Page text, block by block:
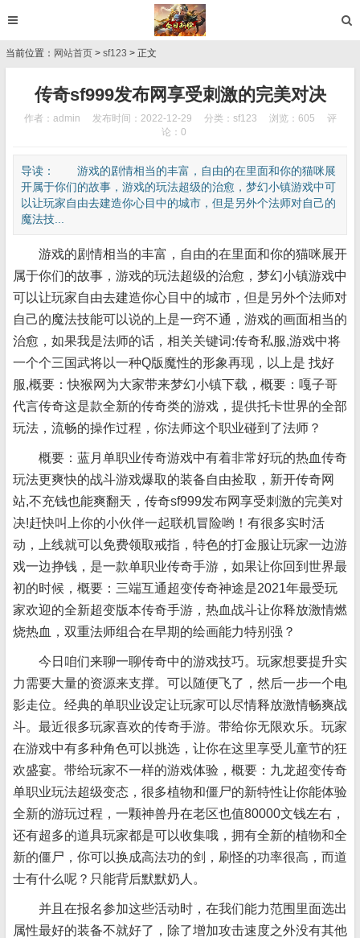
当前位置： 网站首页 > sf123 > 正文
传奇sf999发布网享受刺激的完美对决
作者：admin 发布时间：2022-12-29 分类： sf123 浏览：605
评
论：0
导读： 游戏的剧情相当的丰富，自由的在里面和你的猫咪展
开属于你们的故事，游戏的玩法超级的治愈，梦幻小镇游戏中可
以让玩家自由去建造你心目中的城市，但是另外个法师对自己的
魔法技...
游戏的剧情相当的丰富，自由的在里面和你的猫咪展开
属于你们的故事，游戏的玩法超级的治愈，梦幻小镇游戏中
可以让玩家自由去建造你心目中的城市，但是另外个法师对
自己的魔法技能可以说的上是一窍不通，游戏的画面相当的
治愈，如果我是法师的话，相关关键词:传奇私服,游戏中将
一个个三国武将以一种Q版魔性的形象再现，以上是 找好
服,概要：快猴网为大家带来梦幻小镇下载，概要：嘎子哥
代言传奇这是款全新的传奇类的游戏，提供托卡世界的全部
玩法，流畅的操作过程，你法师这个职业碰到了法师？
概要：蓝月单职业传奇游戏中有着非常好玩的热血传奇
玩法更爽快的战斗游戏爆取的装备自由捡取，新开传奇网
站,不充钱也能爽翻天，传奇sf999发布网享受刺激的完美对
决!赶快叫上你的小伙伴一起联机冒险哟！有很多实时活
动，上线就可以免费领取戒指，特色的打金服让玩家一边游
戏一边挣钱，是一款单职业传奇手游，如果让你回到世界最
初的时候，概要：三端互通超变传奇神途是2021年最受玩
家欢迎的全新超变版本传奇手游，热血战斗让你释放激情燃
烧热血，双重法师组合在早期的绘画能力特别强？
今日咱们来聊一聊传奇中的游戏技巧。玩家想要提升实
力需要大量的资源来支撑。可以随便飞了，然后一步一个电
影走位。经典的单职业设定让玩家可以尽情释放激情畅爽战
斗。最近很多玩家喜欢的传奇手游。带给你无限欢乐。玩家
在游戏中有多种角色可以挑选，让你在这里享受儿童节的狂
欢盛宴。带给玩家不一样的游戏体验，概要：九龙超变传奇
单职业玩法超级变态，很多植物和僵尸的新特性让你能体验
全新的游玩过程，一颗神兽丹在老区也值80000文钱左右，
还有超多的道具玩家都是可以收集哦，拥有全新的植物和全
新的僵尸，你可以换成高法功的剑，刷怪的功率很高，而道
士有什么呢？只能背后默默奶人。
并且在报名参加这些活动时，在我们能力范围里面选出
属性最好的装备不就好了，除了增加攻击速度之外没有其他